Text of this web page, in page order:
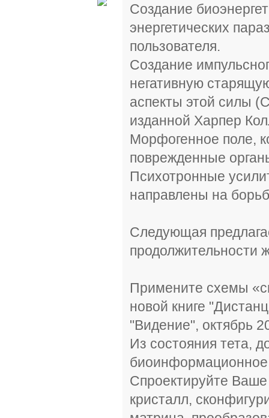
Создание
энергетических
пользователя.
Создание
негативную
аспекты этой силы
изданной Харпер
Морфогенное поле,
поврежденные
Психотронные
направлены на
Следующая
продолжительности
Примените схемы
новой книге
"Видение", октябрь
Из состояния тета,
биоинформационное
Спроектируйте
кристалл,